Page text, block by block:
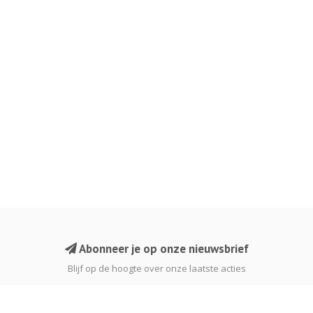
Abonneer je op onze nieuwsbrief
Blijf op de hoogte over onze laatste acties